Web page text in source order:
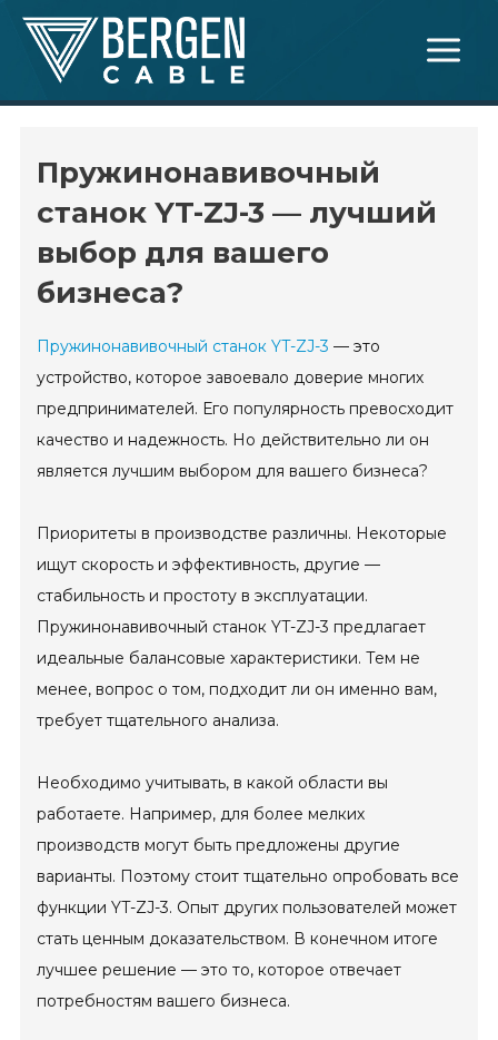
Skip
content
Menu
Пружинонавивочный
станок YT-ZJ-3 — лучший
выбор для вашего
бизнеса?
Пружинонавивочный станок YT-ZJ-3 — это
устройство, которое завоевало доверие многих
предпринимателей. Его популярность превосходит
качество и надежность. Но действительно ли он
является лучшим выбором для вашего бизнеса?
Приоритеты в производстве различны. Некоторые
ищут скорость и эффективность, другие —
стабильность и простоту в эксплуатации.
Пружинонавивочный станок YT-ZJ-3 предлагает
идеальные балансовые характеристики. Тем не
менее, вопрос о том, подходит ли он именно вам,
требует тщательного анализа.
Необходимо учитывать, в какой области вы
работаете. Например, для более мелких
производств могут быть предложены другие
варианты. Поэтому стоит тщательно опробовать все
функции YT-ZJ-3. Опыт других пользователей может
стать ценным доказательством. В конечном итоге
лучшее решение — это то, которое отвечает
потребностям вашего бизнеса.